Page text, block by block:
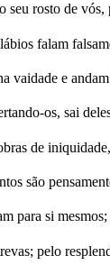
seu rosto de vós,
falam
e
os, sai
de
são
para si
pelo